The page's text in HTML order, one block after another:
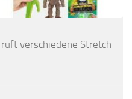
verschiedene Stretch